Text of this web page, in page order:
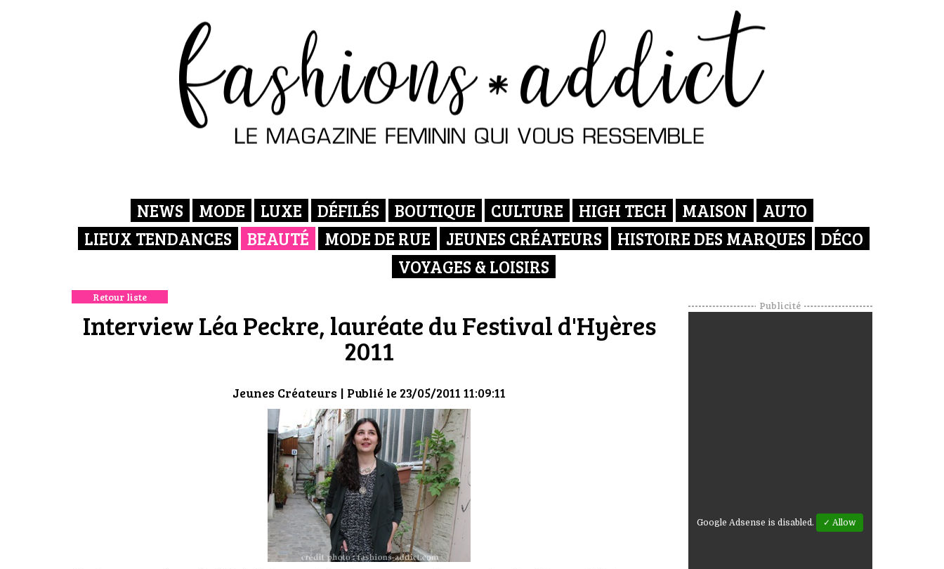
NEWS MODE LUXE DÉFILÉS BOUTIQUE CULTURE HIGH TECH MAISON
AUTO
LIEUX TENDANCES
BEAUTÉ MODE DE RUE JEUNES CRÉATEURS HISTOIRE DES MARQUES
DÉCO
VOYAGES & LOISIRS
Retour liste
Interview Léa Peckre, lauréate du Festival d'Hyères
2011
Jeunes Créateurs | Publié le 23/05/2011 11:09:11
Publicité
Google Adsense is disabled. ✓ Allow